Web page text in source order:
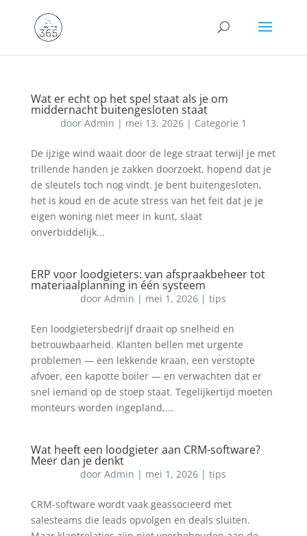
Wat er echt op het spel staat als je om
middernacht buitengesloten staat
door Admin | mei 13, 2026| Categorie 1
De ijzige wind waait door de lege straat terwijl je met
trillende handen je zakken doorzoekt, hopend dat je
de sleutels toch nog vindt. Je bent buitengesloten,
het is koud en de acute stress van het feit dat je je
eigen woning niet meer in kunt, slaat
onverbiddelijk...
ERP voor loodgieters: van afspraakbeheer tot
materiaalplanning in één systeem
doorAdmin | mei 1, 2026 |tips
Een loodgietersbedrijf draait op snelheid en
betrouwbaarheid. Klanten bellen met urgente
problemen — een lekkende kraan, een verstopte
afvoer, een kapotte boiler — en verwachten dat er
snel iemand op de stoep staat. Tegelijkertijd moeten
monteurs worden ingepland,...
Wat heeft een loodgieter aan CRM-software?
Meer dan je denkt
doorAdmin | mei 1, 2026 |tips
CRM-software wordt vaak geassocieerd met
salesteams die leads opvolgen en deals sluiten.